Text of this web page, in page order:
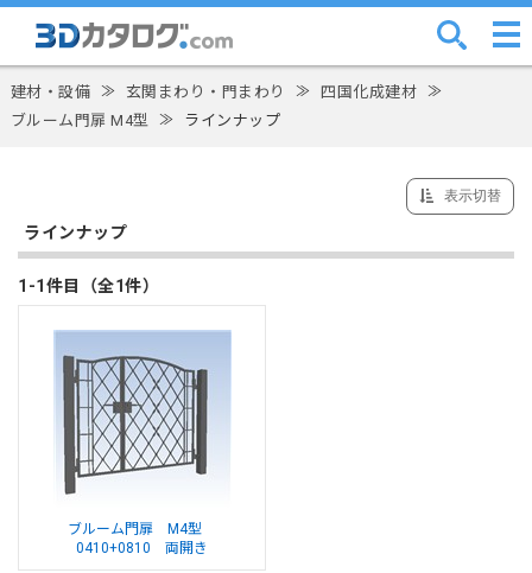
建材・設備 ≫ 玄関まわり・門まわり ≫ 四国化成建材 ≫
ブルーム門扉 M4型 ≫ ラインナップ
表示切替
ラインナップ
1-1件目（全1件）
ブルーム門扉 M4型
0410+0810 両開き